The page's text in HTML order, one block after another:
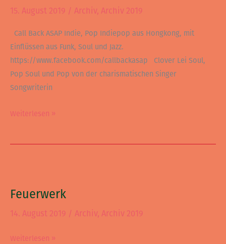
15. August 2019 / Archiv, Archiv 2019
Call Back ASAP Indie, Pop Indiepop aus Hongkong, mit
Einflüssen aus Funk, Soul und Jazz.
https://www.facebook.com/callbackasap Clover Lei Soul,
Pop Soul und Pop von der charismatischen Singer
Songwriterin
SHOWCASE
Weiterlesen »
Feuerwerk
14. August 2019 / Archiv, Archiv 2019
Weiterlesen »